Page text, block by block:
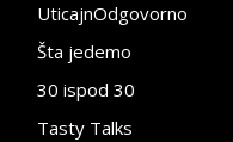
UticajnOdgovorno
Šta jedemo
30 ispod 30
Tasty Talks